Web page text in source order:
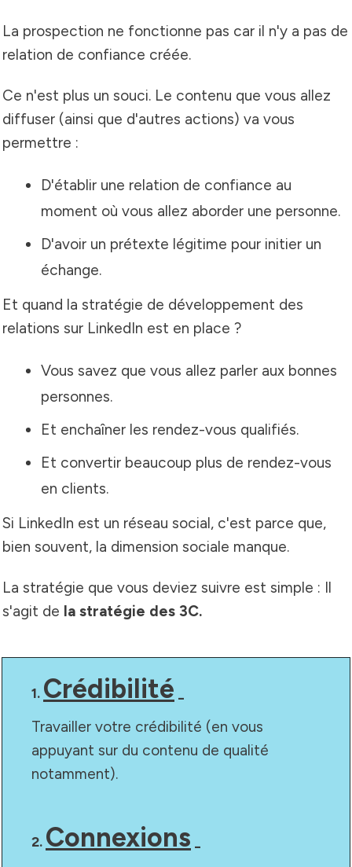
La prospection ne fonctionne pas car il n'y a pas de
relation de confiance créée.
Ce n'est plus un souci. Le contenu que vous allez
diffuser (ainsi que d'autres actions) va vous
permettre :
D'établir une relation de confiance au
moment où vous allez aborder une personne.
D'avoir un prétexte légitime pour initier un
échange.
Et quand la stratégie de développement des
relations sur LinkedIn est en place ?
Vous savez que vous allez parler aux bonnes
personnes.
Et enchaîner les rendez-vous qualifiés.
Et convertir beaucoup plus de rendez-vous
en clients.
Si LinkedIn est un réseau social, c'est parce que,
bien souvent, la dimension sociale manque.
La stratégie que vous deviez suivre est simple : Il
s'agit de la stratégie des 3C.
1. Crédibilité _
Travailler votre crédibilité (en vous
appuyant sur du contenu de qualité
notamment).
2. Connexions _